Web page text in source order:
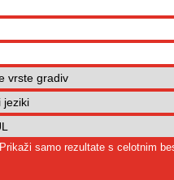
Prikaži samo rezultate s celotnim